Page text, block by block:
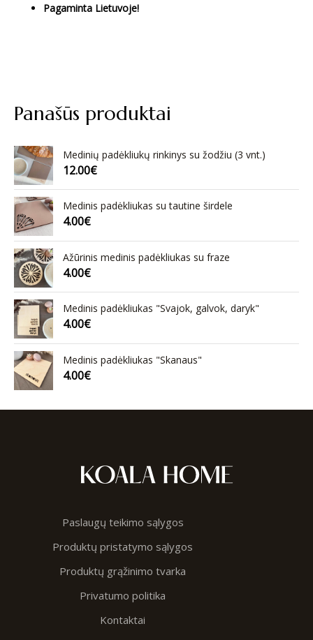
Panašūs produktai
Medinių padėkliukų rinkinys su žodžiu (3 vnt.)
12.00€
Medinis padėkliukas su tautine širdele
4.00€
Ažūrinis medinis padėkliukas su fraze
4.00€
Medinis padėkliukas "Svajok, galvok, daryk"
4.00€
Medinis padėkliukas "Skanaus"
4.00€
Pagaminta Lietuvoje!
Paslaugų teikimo sąlygos
Produktų pristatymo sąlygos
Produktų grąžinimo tvarka
Privatumo politika
Kontaktai